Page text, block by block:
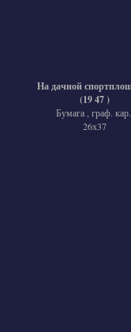
На дачной
(19 47 )
Бумага , граф.
26х37